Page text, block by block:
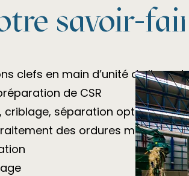
savoir-
clefs en main d’unité de ligne
de CSR​
criblage, séparation optique, …)
des ordures ménagères